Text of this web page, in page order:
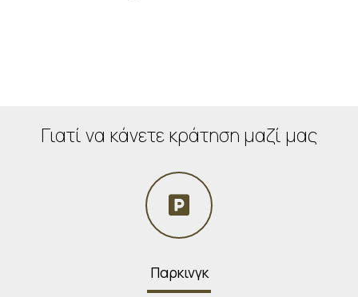
Γιατί να κάνετε κράτηση μαζί μας
Παρκινγκ